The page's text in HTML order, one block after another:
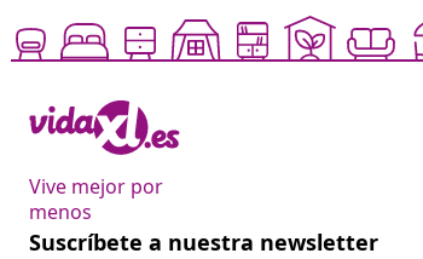
Vive mejor por
menos
Suscríbete a nuestra newsletter